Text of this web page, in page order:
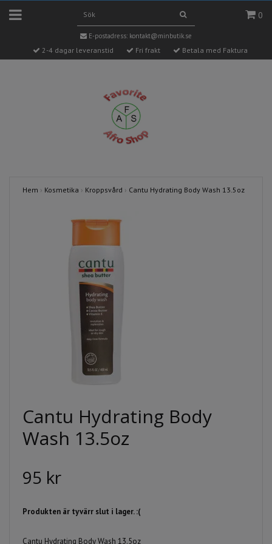
0
E-postadress: kontakt@minbutik.se
2-4 dagar leveranstid Fri frakt Betala med Faktura
Hem › Kosmetika › Kroppsvård › Cantu Hydrating Body Wash 13.5oz
Cantu Hydrating Body
Wash 13.5oz
95 kr
Produkten är tyvärr slut i lager. :(
Cantu Hydrating Body Wash 13.5oz